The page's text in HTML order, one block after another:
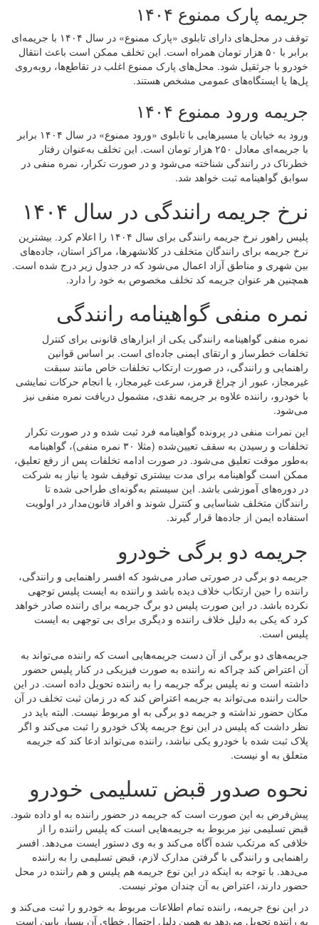
جریمه پارک ممنوع ۱۴۰۴
توقف در محل‌های دارای تابلوی «پارک ممنوع» در سال ۱۴۰۴ با جریمه‌ای
برابر با ۵۰ هزار تومان همراه است. این تخلف ممکن است باعث انتقال
خودرو با جرثقیل شود. محل‌های پارک ممنوع اغلب در تقاطع‌ها، روبه‌روی
پل‌ها یا ایستگاه‌های عمومی مشخص هستند.
جریمه ورود ممنوع ۱۴۰۴
ورود به خیابان یا مسیرهایی با تابلوی «ورود ممنوع» در سال ۱۴۰۴ برابر
با جریمه‌ای معادل ۲۵۰ هزار تومان است. این تخلف به‌عنوان رفتار
خطرناک در رانندگی شناخته می‌شود و در صورت تکرار، نمره منفی در
سوابق گواهینامه ثبت خواهد شد.
نرخ جریمه رانندگی در سال ۱۴۰۴
پلیس راهور نرخ جریمه رانندگی برای سال ۱۴۰۴ را اعلام کرد. بیشترین
نرخ جریمه برای رانندگان متخلف در کلانشهرها، مراکز استان، جاده‌های
بین شهری و مناطق آزاد اعمال می‌شود که در جدول زیر درج شده است.
همچنین هر عنوان جریمه کد تخلف مخصوص به خود را دارد.
نمره منفی گواهینامه رانندگی
نمره منفی گواهینامه رانندگی یکی از ابزارهای قانونی برای کنترل
تخلفات خطرساز و ارتقای ایمنی جاده‌ای است. بر اساس قوانین
راهنمایی و رانندگی، در صورت ارتکاب تخلفات خاص مانند سبقت
غیرمجاز، عبور از چراغ قرمز، سرعت غیرمجاز، یا انجام حرکات نمایشی
با خودرو، راننده علاوه بر جریمه نقدی، مشمول دریافت نمره منفی نیز
می‌شود.
این نمرات منفی در پرونده گواهینامه فرد ثبت شده و در صورت تکرار
تخلفات و رسیدن به سقف تعیین‌شده (مثلا ۳۰ نمره منفی)، گواهینامه
به‌طور موقت تعلیق می‌شود. در صورت ادامه تخلفات پس از رفع تعلیق،
ممکن است گواهینامه برای مدت بیشتری توقیف شود یا نیاز به شرکت
در دوره‌های آموزشی باشد. این سیستم به‌گونه‌ای طراحی شده تا
رانندگان متخلف شناسایی و کنترل شوند و افراد قانون‌مدار در اولویت
استفاده ایمن از جاده‌ها قرار گیرند.
جریمه دو برگی خودرو
جریمه دو برگی در صورتی صادر می‌شود که افسر راهنمایی و رانندگی،
راننده را حین ارتکاب خلاف دیده باشد و راننده به ایست پلیس توجهی
نکرده باشد. در این صورت پلیس دو برگ جریمه برای راننده صادر خواهد
کرد که یکی به دلیل خلاف راننده و دیگری برای بی توجهی به ایست
پلیس است.
جریمه‌های دو برگی از آن دست جریمه‌هایی است که راننده می‌تواند به
آن اعتراض کند چراکه نه راننده به صورت فیزیکی در کنار پلیس حضور
داشته است و نه پلیس برگه جریمه را به راننده تحویل داده است. در این
حالت راننده می‌تواند به جریمه اعتراض کند که در زمان ثبت تخلف در آن
مکان حضور نداشته و جریمه دو برگی به او مربوط نیست. البته باید در
نظر داشت که پلیس در این نوع جریمه پلاک خودرو را ثبت می‌کند و اگر
پلاک ثبت شده با خودرو یکی نباشد، راننده می‌تواند ادعا کند که جریمه
متعلق به او نیست.
نحوه صدور قبض تسلیمی خودرو
پیش‌فرض به این صورت است که جریمه در حضور راننده به او داده شود.
قبض تسلیمی نیز مربوط به جریمه‌هایی است که پلیس راننده را از
خلافی که مرتکب شده آگاه می‌کند و به وی دستور ایست می‌دهد. افسر
راهنمایی و رانندگی با گرفتن مدارک لازم، قبض تسلیمی را به راننده
می‌دهد. با توجه به اینکه در این نوع جریمه هم پلیس و هم راننده در محل
حضور دارند، اعتراض به آن چندان موثر نیست.
در این نوع جریمه، راننده تمام اطلاعات مربوط به خودرو را ثبت می‌کند و
به راننده تحویل می‌دهد به همین دلیل احتمال خطای آن بسیار پایین است